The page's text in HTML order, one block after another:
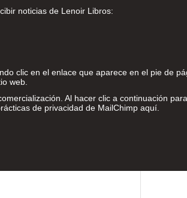
noticias de Lenoir Libros:
clic en el enlace que aparece en el pie de
web.
Al hacer clic a continuación
de privacidad de MailChimpaquí.